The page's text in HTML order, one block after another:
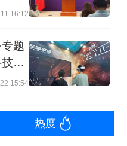
境的变化及时调
向外扩延。
16:12
题
前
15:54
热度